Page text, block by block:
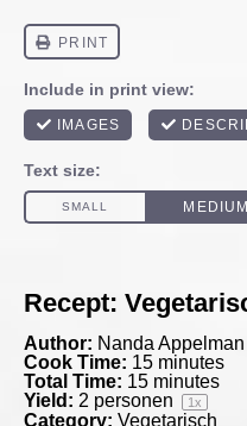
Recept:
Author: Nanda Appelman
Cook Time: 15 minutes
Total Time: 15 minutes
Yield: 2 personen 1x
Category: Vegetarisch